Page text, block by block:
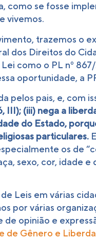
como se fosse
vivemos.
trazemos o
dos Direitos do
como o PL nº
oportunidade, a
pelos pais, e, com
(iii) nega a
do Estado,
particulares.
os de
sexo, cor, idade
Leis em várias
por várias
opinião e
de Gênero e